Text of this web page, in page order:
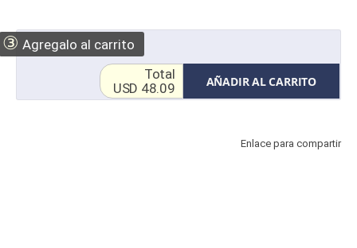
③ Agregalo al carrito
AÑADIR AL CARRITO
Total
USD 48.09
Enlace para compartir